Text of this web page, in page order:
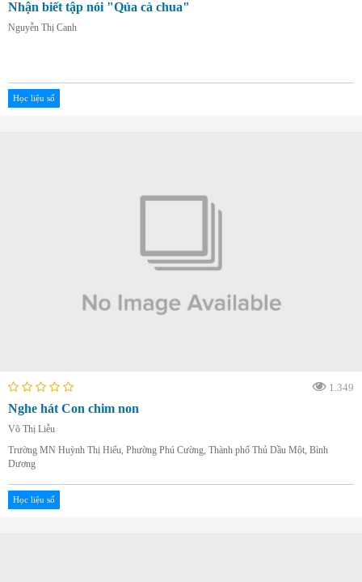
Nhận biết tập nói "Qủa cà chua"
Nguyễn Thị Canh
Học liệu số
1.349
Nghe hát Con chim non
Võ Thị Liễu
Trường MN Huỳnh Thị Hiếu, Phường Phú Cường, Thành phố Thủ Dầu Một, Bình
Dương
Học liệu số